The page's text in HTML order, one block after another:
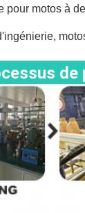
pour motos à
de